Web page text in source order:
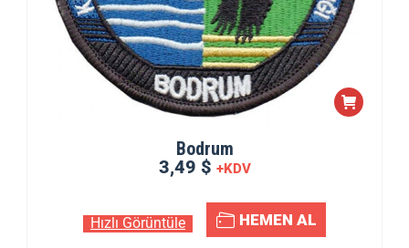
Bodrum
3,49 $ +KDV
Hızlı Görüntüle HEMEN AL